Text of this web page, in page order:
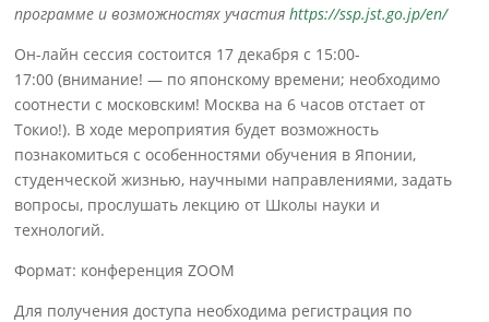
программе и возможностях участияhttps://ssp.jst.go.jp/en/
Он-лайн сессия состоится 17 декабря с 15:00-
17:00 (внимание! — по японскому времени; необходимо
соотнести с московским! Москва на 6 часов отстает от
Токио!). В ходе мероприятия будет возможность
познакомиться с особенностями обучения в Японии,
студенческой жизнью, научными направлениями, задать
вопросы, прослушать лекцию от Школы науки и
технологий.
Формат: конференция ZOOM
Для получения доступа необходима регистрация по